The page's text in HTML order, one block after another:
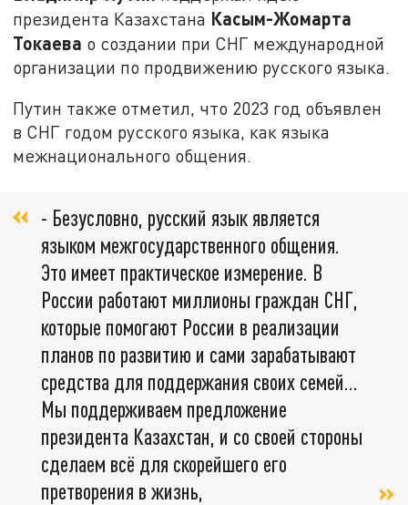
президента Казахстана Касым-Жомарта
Токаева о создании при СНГ международной
организации по продвижению русского языка.
Путин также отметил, что 2023 год объявлен
в СНГ годом русского языка, как языка
межнационального общения.
- Безусловно, русский язык является
языком межгосударственного общения.
Это имеет практическое измерение. В
России работают миллионы граждан СНГ,
которые помогают России в реализации
планов по развитию и сами зарабатывают
средства для поддержания своих семей...
Мы поддерживаем предложение
президента Казахстан, и со своей стороны
сделаем всё для скорейшего его
претворения в жизнь,